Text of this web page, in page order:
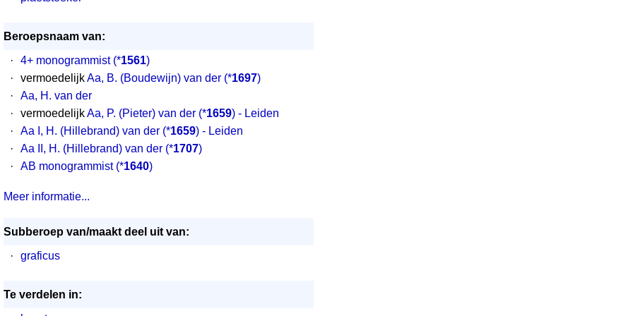
Beroepsnaam van:
·
4+ monogrammist (*1561)
·
vermoedelijkAa, B. (Boudewijn) van der (*1697)
·
Aa, H. van der
·
vermoedelijkAa, P. (Pieter) van der (*1659) - Leiden
·
Aa I, H. (Hillebrand) van der (*1659) - Leiden
·
Aa II, H. (Hillebrand) van der (*1707)
·
AB monogrammist (*1640)
Meer informatie...
Subberoep van/maakt deel uit van:
·
graficus
Te verdelen in: